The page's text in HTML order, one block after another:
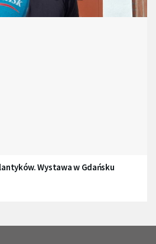
Wystawa w Gdańsku